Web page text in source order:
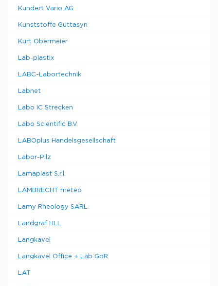
Kundert Vario AG
Kunststoffe Guttasyn
Kurt Obermeier
Lab-plastix
LABC-Labortechnik
Labnet
Labo IC Strecken
Labo Scientific B.V.
LABOplus Handelsgesellschaft
Labor-Pilz
Lamaplast S.r.l.
LAMBRECHT meteo
Lamy Rheology SARL
Landgraf HLL
Langkavel
Langkavel Office + Lab GbR
LAT